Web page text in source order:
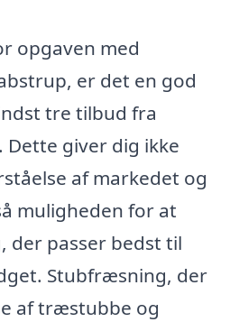
opgaven med
er det en god
tre tilbud fra
giver dig ikke
af markedet og
muligheden for at
der passer bedst til
Stubfræsning, der
af træstubbe og